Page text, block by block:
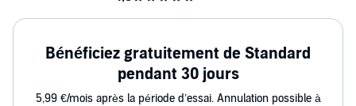
Bénéficiez gratuitement de Standard
pendant 30 jours
5,99 €/mois après la période d’essai. Annulation possible à